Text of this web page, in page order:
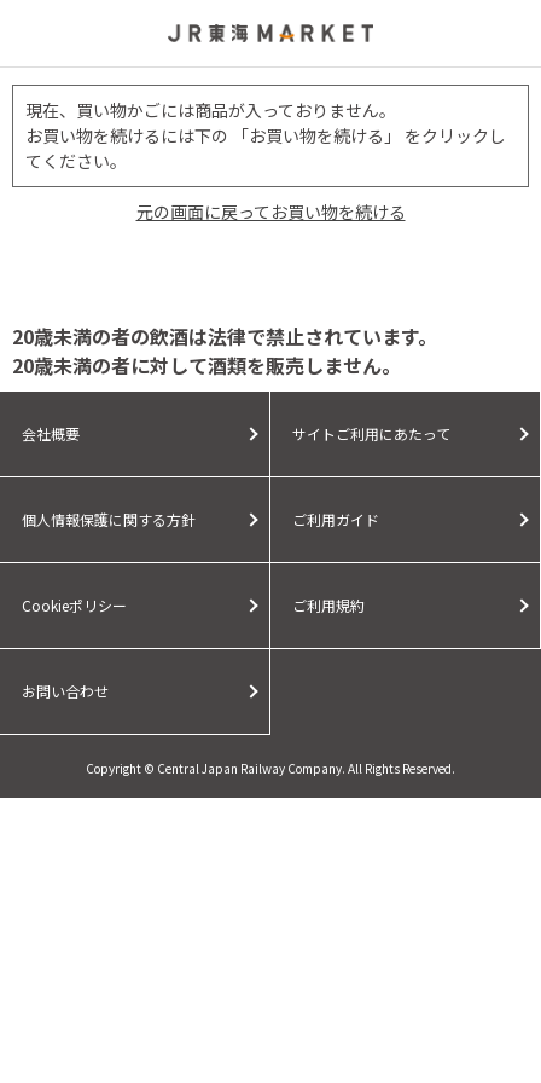
現在、買い物かごには商品が入っておりません。
お買い物を続けるには下の 「お買い物を続ける」 をクリックし
てください。
元の画面に戻ってお買い物を続ける
20歳未満の者の飲酒は法律で禁止されています。
20歳未満の者に対して酒類を販売しません。
会社概要 サイトご利用にあたって
個人情報保護に関する方針 ご利用ガイド
Cookieポリシー ご利用規約
お問い合わせ
Copyright © Central Japan Railway Company. All Rights Reserved.